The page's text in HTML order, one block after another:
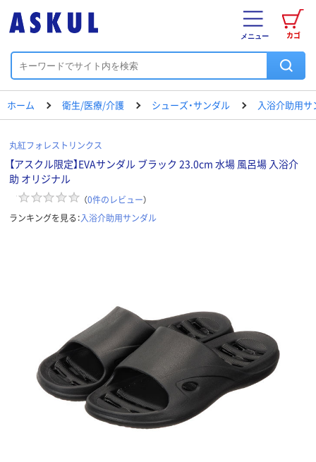
カゴ
メニュー
ホーム 衛生/医療/介護 シューズ・サンダル 入浴介助用サ
丸紅フォレストリンクス
【アスクル限定】EVAサンダル ブラック 23.0cm 水場 風呂場 入浴介
助 オリジナル
（0件のレビュー）
ランキングを見る：入浴介助用サンダル